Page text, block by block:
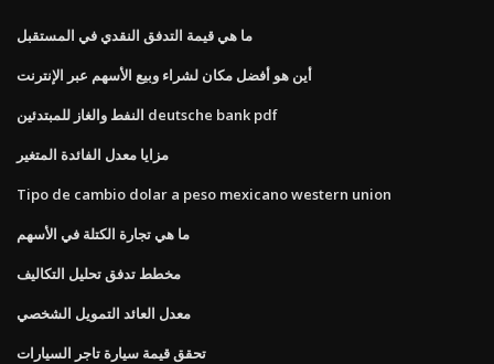
ما هي قيمة التدفق النقدي في المستقبل
أين هو أفضل مكان لشراء وبيع الأسهم عبر الإنترنت
النفط والغاز للمبتدئين deutsche bank pdf
مزايا معدل الفائدة المتغير
Tipo de cambio dolar a peso mexicano western union
ما هي تجارة الكتلة في الأسهم
مخطط تدفق تحليل التكاليف
معدل العائد التمويل الشخصي
تحقق قيمة سيارة تاجر السيارات